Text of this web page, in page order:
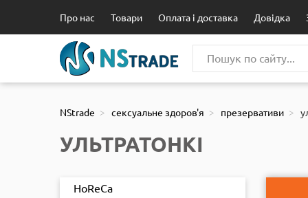
Про нас Товари Оплата і доставка Довідка
NStrade сексуальне здоров'я презервативи
УЛЬТРАТОНКІ
HoReCa